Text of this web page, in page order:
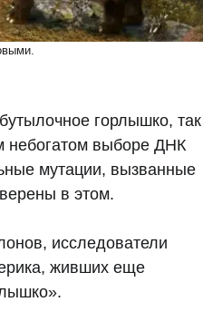
горлышко, так
небогатом выборе ДНК
мутации, вызванные
в этом.
исследователи
живших еще